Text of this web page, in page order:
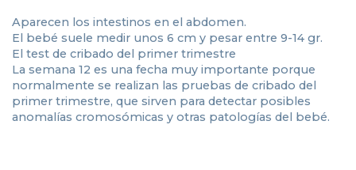
Aparecen los intestinos en el abdomen.
El bebé suele medir unos 6 cm y pesar entre 9-14 gr.
El test de cribado del primer trimestre
La semana 12 es una fecha muy importante porque
normalmente se realizan las pruebas de cribado del
primer trimestre, que sirven para detectar posibles
anomalías cromosómicas y otras patologías del bebé.